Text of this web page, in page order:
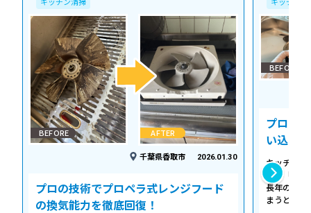
BEFORE AFTER
千葉県香取市 2026.01.30
プロの技術でプロペラ式レンジフード
の換気能力を徹底回復！
BEFORE
プロの
い込み
キッチン
える「シ
長年の調
まうとご